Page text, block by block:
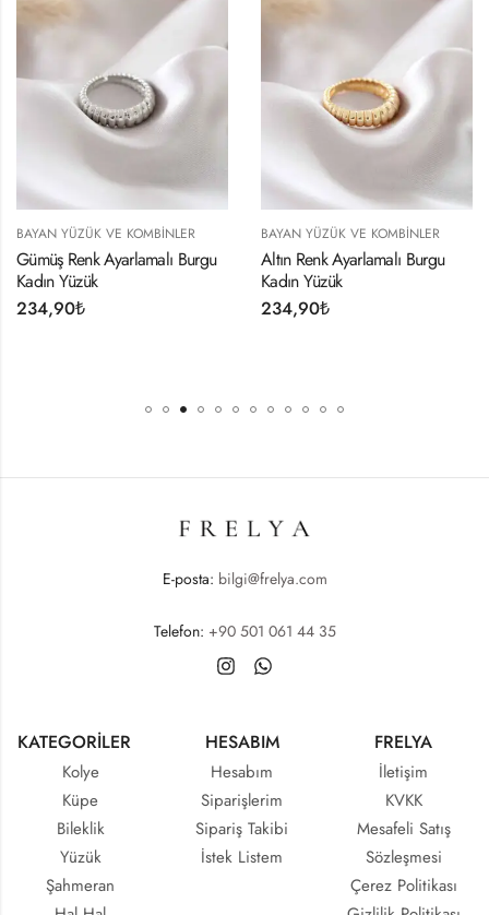
YÜZÜK VE KOMBINLER
Renk Ayarlamalı Burgu
Yüzük
₺
BAYAN YÜZÜK VE KOMBINLER
Altın Renk Ayarlamalı Burgu
Kadın Yüzük
234,90₺
E-posta: bilgi@frelya.com
Telefon: +90 501 061 44 35
KATEGORİLER
Kolye
Küpe
Bileklik
Yüzük
Şahmeran
HESABIM
Hesabım
Siparişlerim
Sipariş Takibi
İstek Listem
FRELYA
İletişim
KVKK
Mesafeli Satış
Sözleşmesi
Çerez Politikası